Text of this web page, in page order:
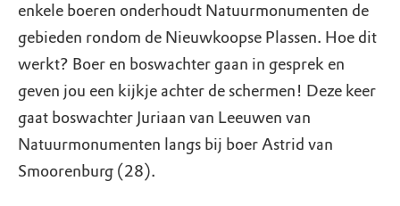
enkele boeren onderhoudt Natuurmonumenten de
gebieden rondom de Nieuwkoopse Plassen. Hoe dit
werkt? Boer en boswachter gaan in gesprek en
geven jou een kijkje achter de schermen! Deze keer
gaat boswachter Juriaan van Leeuwen van
Natuurmonumenten langs bij boer Astrid van
Smoorenburg (28).